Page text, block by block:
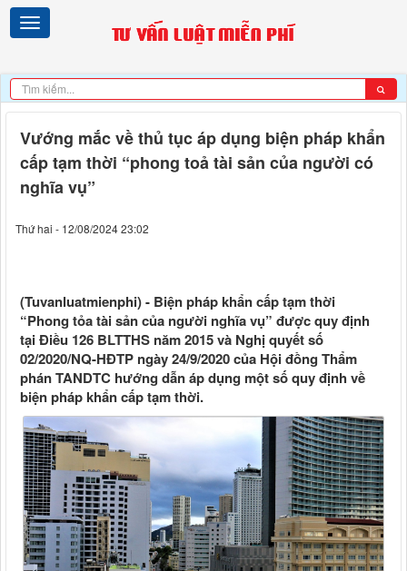
Vướng mắc về thủ tục áp dụng biện pháp khẩn
cấp tạm thời “phong toả tài sản của người có
nghĩa vụ”
Thứ hai - 12/08/2024 23:02
(Tuvanluatmienphi) - Biện pháp khẩn cấp tạm thời
“Phong tỏa tài sản của người nghĩa vụ” được quy định
tại Điều 126 BLTTHS năm 2015 và Nghị quyết số
02/2020/NQ-HĐTP ngày 24/9/2020 của Hội đồng Thẩm
phán TANDTC hướng dẫn áp dụng một số quy định về
biện pháp khẩn cấp tạm thời.